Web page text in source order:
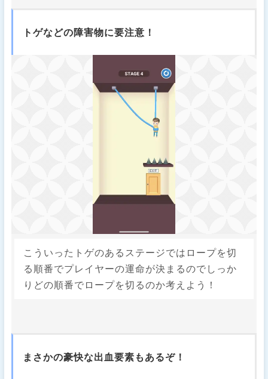
トゲなどの障害物に要注意！
こういったトゲのあるステージではロープを切
る順番でプレイヤーの運命が決まるのでしっか
りどの順番でロープを切るのか考えよう！
まさかの豪快な出血要素もあるぞ！